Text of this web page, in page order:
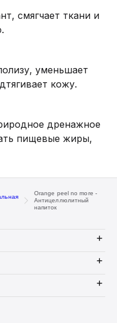
смягчает ткани и
уменьшает
кожу.
дренажное
пищевые жиры,
Orange peel no more -
Антицеллюлитный
напиток